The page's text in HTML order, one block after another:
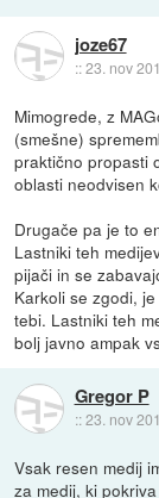
joze67
::23. nov
Mimogrede, z
(smešne)
praktično propasti
oblasti neodvisen
Drugače pa je to
Lastniki teh
pijači in se
Karkoli se zgodi,
tebi. Lastniki teh
bolj javno ampak
Gregor P
::23. nov
Vsak resen medij
za medij, ki